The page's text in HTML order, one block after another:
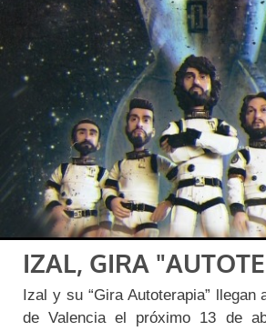
IZAL, GIRA
Izal y su “Gira Autoterapia” llegan
de Valencia el próximo 13 de